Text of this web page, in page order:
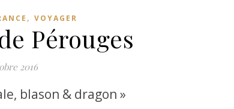
, VOYAGER
Pérouges
2016
blason & dragon »